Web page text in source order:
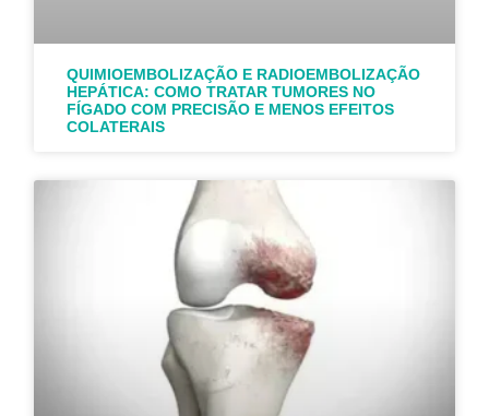
QUIMIOEMBOLIZAÇÃO E RADIOEMBOLIZAÇÃO
HEPÁTICA: COMO TRATAR TUMORES NO
FÍGADO COM PRECISÃO E MENOS EFEITOS
COLATERAIS